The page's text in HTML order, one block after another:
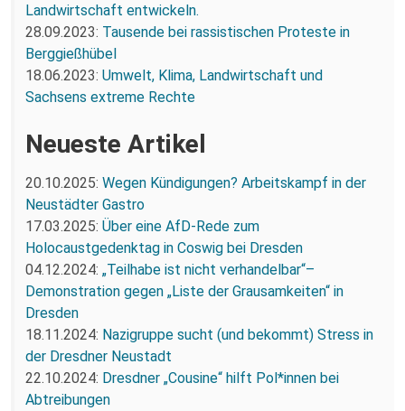
Landwirtschaft entwickeln.
28.09.2023: Tausende bei rassistischen Proteste in
Berggießhübel
18.06.2023: Umwelt, Klima, Landwirtschaft und
Sachsens extreme Rechte
Neueste Artikel
20.10.2025: Wegen Kündigungen? Arbeitskampf in der
Neustädter Gastro
17.03.2025: Über eine AfD-Rede zum
Holocaustgedenktag in Coswig bei Dresden
04.12.2024: „Teilhabe ist nicht verhandelbar“–
Demonstration gegen „Liste der Grausamkeiten“ in
Dresden
18.11.2024: Nazigruppe sucht (und bekommt) Stress in
der Dresdner Neustadt
22.10.2024: Dresdner „Cousine“ hilft Pol*innen bei
Abtreibungen